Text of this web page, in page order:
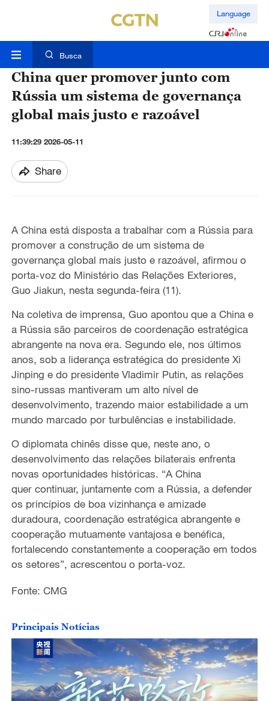
Language
Busca
China quer promover junto com
Rússia um sistema de governança
global mais justo e razoável
11:39:29 2026-05-11
Share
A China está disposta a trabalhar com a Rússia para
promover a construção de um sistema de
governança global mais justo e razoável, afirmou o
porta-voz do Ministério das Relações Exteriores,
Guo Jiakun, nesta segunda-feira (11).
Na coletiva de imprensa, Guo apontou que a China e
a Rússia são parceiros de coordenação estratégica
abrangente na nova era. Segundo ele, nos últimos
anos, sob a liderança estratégica do presidente Xi
Jinping e do presidente Vladimir Putin, as relações
sino-russas mantiveram um alto nível de
desenvolvimento, trazendo maior estabilidade a um
mundo marcado por turbulências e instabilidade.
O diplomata chinês disse que, neste ano, o
desenvolvimento das relações bilaterais enfrenta
novas oportunidades históricas. “A China
quer continuar, juntamente com a Rússia, a defender
os princípios de boa vizinhança e amizade
duradoura, coordenação estratégica abrangente e
cooperação mutuamente vantajosa e benéfica,
fortalecendo constantemente a cooperação em todos
os setores”, acrescentou o porta-voz.
Fonte: CMG
Principais Notícias